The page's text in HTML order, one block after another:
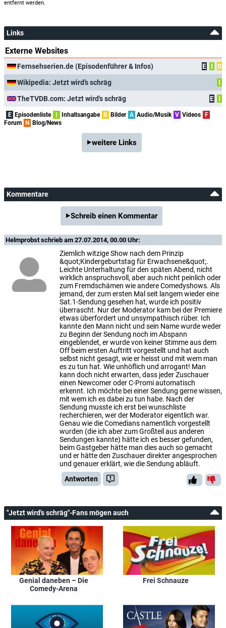
entfernt werden.
Links
Externe Websites
Fernsehserien.de (Episodenführer & Infos) E I
B
Wikipedia: Jetzt wird’s schräg
I
TheTVDB.com: Jetzt wird's schräg
E I
E Episodenliste Inhaltsangabe B Bilder A Audio/Musik V Videos
F
Forum
N Blog/News
weitere Links
Kommentare
Schreib einen Kommentar
Helmprobstschrieb am 27.07.2014, 00.00 Uhr:
Ziemlich witzige Show nach dem Prinzip
&quot;Kindergeburtstag für Erwachsene&quot;.
Leichte Unterhaltung für den späten Abend, nicht
wirklich anspruchsvoll, aber auch nicht peinlich oder
zum Fremdschämen wie andere Comedyshows. Als
jemand, der zum ersten Mal seit langem wieder eine
Sat.1-Sendung gesehen hat, wurde ich positiv
überrascht. Nur der Moderator kam bei der Premiere
etwas überfordert und unsympathisch rüber. Ich
kannte den Mann nicht und sein Name wurde weder
zu Beginn der Sendung noch im Abspann
eingeblendet, er wurde von keiner Stimme aus dem
Off beim ersten Auftritt vorgestellt und hat auch
selbst nicht gesagt, wie er heisst und mit wem man
es zu tun hat. Wie unhöflich und arrogant! Man
kann doch nicht erwarten, dass jeder Zuschauer
einen Newcomer oder C-Promi automatisch
erkennt. Ich möchte bei einer Sendung gerne wissen,
mit wem ich es dabei zu tun habe. Nach der
Sendung musste ich erst bei wunschliste
recherchieren, wer der Moderator eigentlich war.
Genau wie die Comedians namentlich vorgestellt
wurden (die ich aber zum Großteil aus anderen
Sendungen kannte) hätte ich es besser gefunden,
beim Gastgeber hätte man dies auch so gemacht
und er hätte den Zuschauer direkter angesprochen
und genauer erklärt, wie die Sendung abläuft.
Antworten
"Jetzt wird's schräg"-Fans mögen auch
Genial daneben – Die
Comedy-Arena
Frei Schnauze